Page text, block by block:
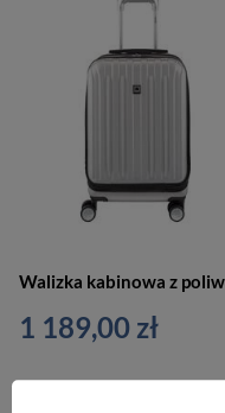
1 189,00 zł